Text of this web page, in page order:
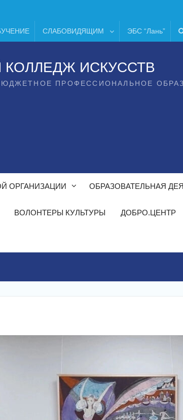
СЛАБОВИДЯЩИМ ЭБС “Лань”
КОЛЛЕДЖ ИСКУССТВ
ПРОФЕССИОНАЛЬНОЕ
ОРГАНИЗАЦИИ ОБРАЗОВАТЕЛЬНАЯ
ВОЛОНТЕРЫ КУЛЬТУРЫ ДОБРО.ЦЕНТР